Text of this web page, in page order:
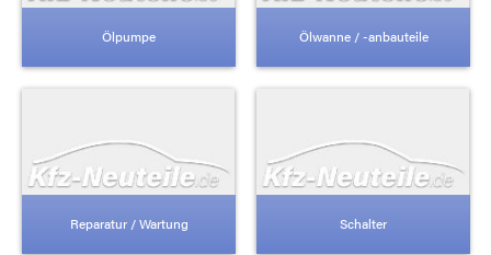
Ölpumpe Ölwanne / -anbauteile
Reparatur / Wartung Schalter